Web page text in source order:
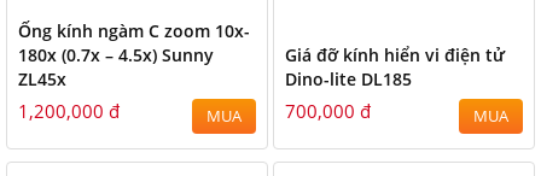
Ống kính ngàm C zoom 10x-
180x (0.7x – 4.5x) Sunny
ZL45x
1,200,000 đ MUA
Giá đỡ kính hiển vi điện tử
Dino-lite DL185
700,000 đ MUA